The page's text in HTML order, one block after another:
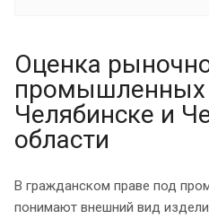
Оценка
промышленных
Челябинске и
области
В гражданском праве под
понимают внешний вид